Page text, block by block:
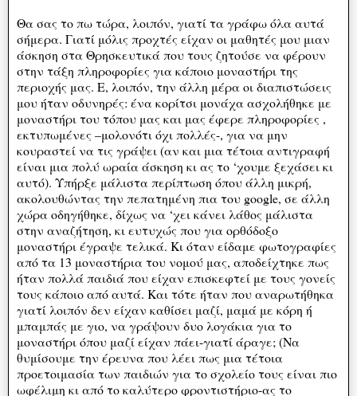
Θα σας το πω τώρα, λοιπόν, γιατί τα γράφω όλα αυτά
σήμερα. Γιατί μόλις προχτές είχαν οι μαθητές μου μιαν
άσκηση στα Θρησκευτικά που τους ζητούσε να φέρουν
στην τάξη πληροφορίες για κάποιο μοναστήρι της
περιοχής μας. Ε, λοιπόν, την άλλη μέρα οι διαπιστώσεις
μου ήταν οδυνηρές: ένα κορίτσι μονάχα ασχολήθηκε με
μοναστήρι του τόπου μας και μας έφερε πληροφορίες ,
εκτυπωμένες –μολονότι όχι πολλές-, για να μην
κουραστεί να τις γράψει (αν και μια τέτοια αντιγραφή
είναι μια πολύ ωραία άσκηση κι ας το ‘χουμε ξεχάσει κι
αυτό). Υπήρξε μάλιστα περίπτωση όπου άλλη μικρή,
ακολουθώντας την πεπατημένη πια του google, σε άλλη
χώρα οδηγήθηκε, δίχως να ‘χει κάνει λάθος μάλιστα
στην αναζήτηση, κι ευτυχώς που για ορθόδοξο
μοναστήρι έγραψε τελικά. Κι όταν είδαμε φωτογραφίες
από τα 13 μοναστήρια του νομού μας, αποδείχτηκε πως
ήταν πολλά παιδιά που είχαν επισκεφτεί με τους γονείς
τους κάποιο από αυτά. Και τότε ήταν που αναρωτήθηκα
γιατί λοιπόν δεν είχαν καθίσει μαζί, μαμά με κόρη ή
μπαμπάς με γιο, να γράψουν δυο λογάκια για το
μοναστήρι όπου μαζί είχαν πάει-γιατί άραγε; (Να
θυμίσουμε την έρευνα που λέει πως μια τέτοια
προετοιμασία των παιδιών για το σχολείο τους είναι πιο
ωφέλιμη κι από το καλύτερο φροντιστήριο-ας το